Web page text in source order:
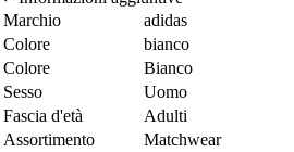
Marchio
adidas
Colore
bianco
Colore
Bianco
Sesso
Uomo
Fascia d'età
Adulti
Assortimento
Matchwear